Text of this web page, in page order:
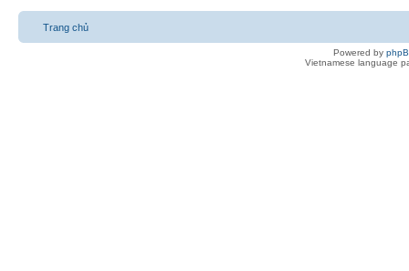
Trang chủ
Powered by
Vietnamese language